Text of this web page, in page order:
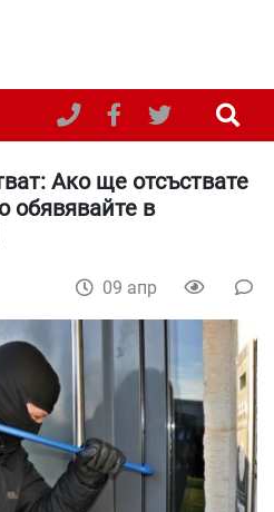
Ако ще отсъствате
обявявайте в
09 апр